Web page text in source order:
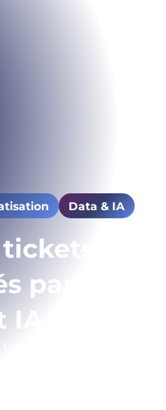
Data & IA
N1
par un
a déployé
Les erreurs, les